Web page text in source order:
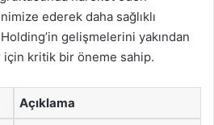
ederek daha sağlıklı
gelişmelerini yakından
için kritik bir öneme sahip.
Açıklama